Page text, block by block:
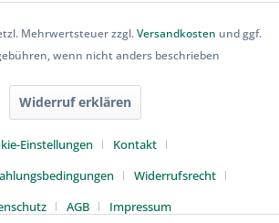
Mehrwertsteuer zzgl.Versandkosten und ggf.
wenn nicht anders beschrieben
Widerruf erklären
Einstellungen
Kontakt
Widerrufsrecht
AGB Impressum